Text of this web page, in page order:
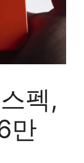
펙,
만